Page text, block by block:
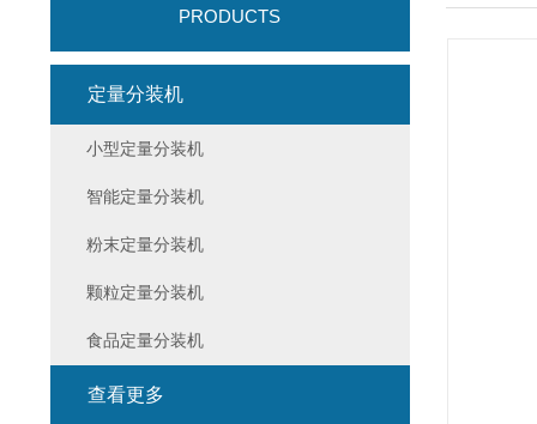
PRODUCTS
定量分装机
小型定量分装机
智能定量分装机
粉末定量分装机
颗粒定量分装机
食品定量分装机
查看更多